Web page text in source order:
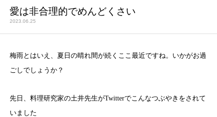
愛は非合理的でめんどくさい
2023.06.25
梅雨とはいえ、夏日の晴れ間が続くここ最近ですね。いかがお過
ごしでしょうか？
先日、料理研究家の土井先生がTwitterでこんなつぶやきをされて
いました